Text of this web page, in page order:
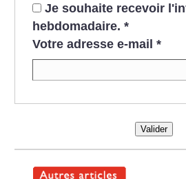
Je souhaite recevoir
hebdomadaire. *
Votre adresse e-mail *
Valider